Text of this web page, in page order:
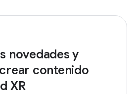
novedades y
contenido
XR